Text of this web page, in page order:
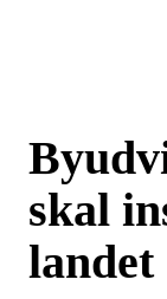
skal
landet